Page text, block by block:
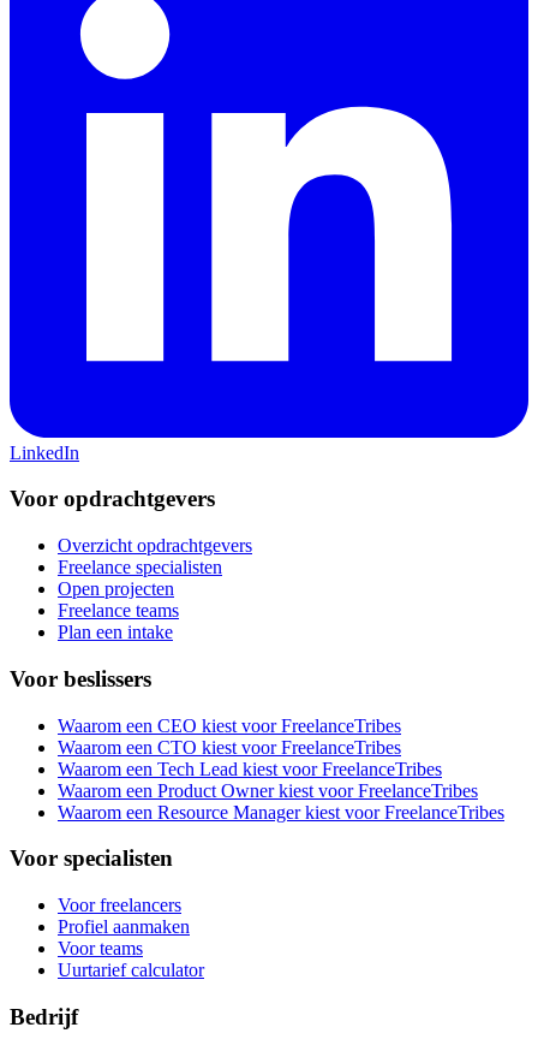
LinkedIn
Voor opdrachtgevers
Overzicht opdrachtgevers
Freelance specialisten
Open projecten
Freelance teams
Plan een intake
Voor beslissers
Waarom een CEO kiest voor FreelanceTribes
Waarom een CTO kiest voor FreelanceTribes
Waarom een Tech Lead kiest voor FreelanceTribes
Waarom een Product Owner kiest voor FreelanceTribes
Waarom een Resource Manager kiest voor FreelanceTribes
Voor specialisten
Voor freelancers
Profiel aanmaken
Voor teams
Uurtarief calculator
Bedrijf